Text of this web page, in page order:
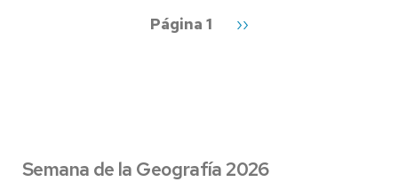
Página 1
Siguiente
››
Semana de la Geografía 2026